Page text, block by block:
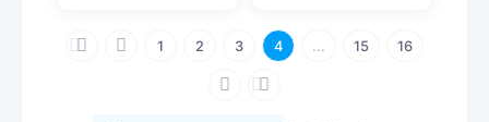
1 2 3 4 ... 15 16